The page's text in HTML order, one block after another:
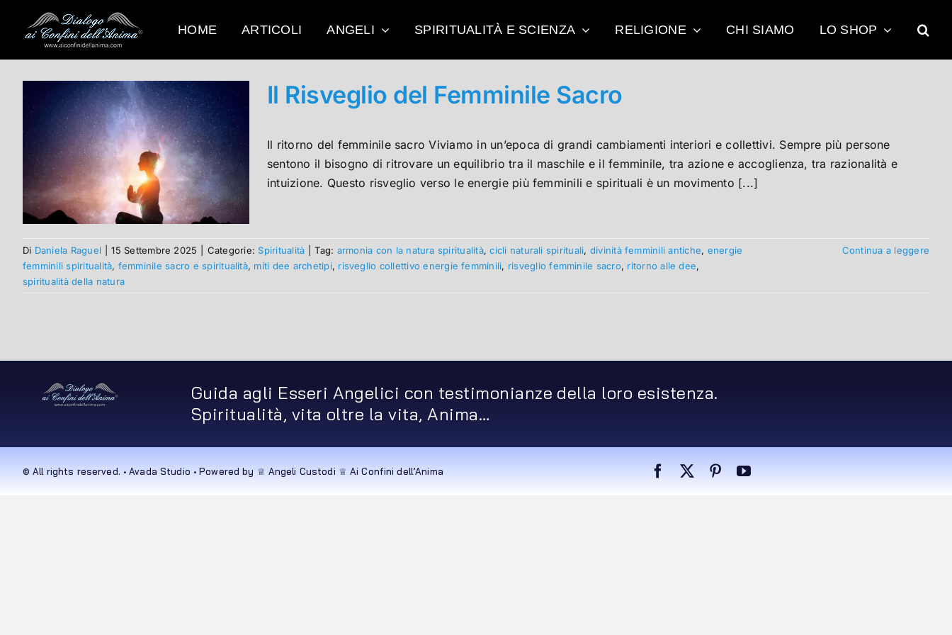
contenuto
HOME ARTICOLI ANGELI SPIRITUALITÀ E SCIENZA RELIGIONE CHI SIAMO LO SHOP
Il Risveglio del Femminile Sacro
Il ritorno del femminile sacro Viviamo in un’epoca di grandi cambiamenti interiori e collettivi. Sempre più persone
sentono il bisogno di ritrovare un equilibrio tra il maschile e il femminile, tra azione e accoglienza, tra razionalità e
intuizione. Questo risveglio verso le energie più femminili e spirituali è un movimento [...]
Di Daniela Raguel 15 Settembre 2025 Categorie: Spiritualità Tag: armonia con la natura spiritualità,cicli naturali spirituali, divinità femminili antiche, energie
femminili spiritualità, femminile sacro e spiritualità, miti dee archetipi, risveglio collettivo energie femminili, risveglio femminile sacro, ritorno alle dee,
spiritualità della natura
Continua a leggere
Guida agli Esseri Angelici con testimonianze della loro esistenza.
Spiritualità, vita oltre la vita, Anima…
© All rights reserved. • Avada Studio • Powered by ♕ Angeli Custodi ♕ Ai Confini dell’Anima